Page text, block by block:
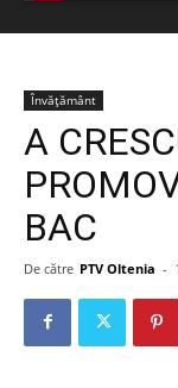
Învățământ
A
BAC
De către PTV Oltenia -